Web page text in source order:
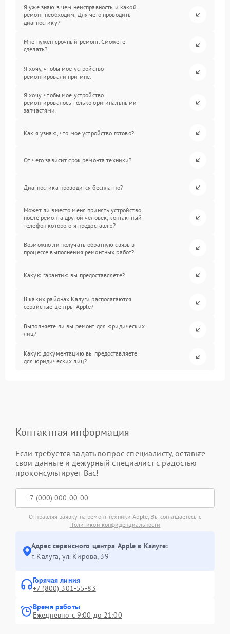
Я уже знаю в чем неисправность и какой
ремонт необходим. Для чего проводить
диагностику?
Мне нужен срочный ремонт. Сможете
сделать?
Я хочу, чтобы мое устройство
ремонтировали при мне.
Я хочу, чтобы мое устройство
ремонтировалось только оригинальными
запчастями.
Как я узнаю, что мое устройство готово?
От чего зависит срок ремонта техники?
Диагностика проводится бесплатно?
Может ли вместо меня принять устройство
после ремонта другой человек, контактный
телефон которого я предоставлю?
Возможно ли получать обратную связь в
процессе выполнения ремонтных работ?
Какую гарантию вы предоставляете?
В каких районах Калуги располагаются
сервисные центры Apple?
Выполняете ли вы ремонт для юридических
лиц?
Какую документацию вы предоставляете
для юридических лиц?
Контактная информация
Если требуется задать вопрос специалисту, оставьте
свои данные и дежурный специалист с радостью
проконсультирует Вас!
Отправляя заявку на ремонт техники Apple, Вы соглашаетесь с
Политикой конфиденциальности
Адрес сервисного центра Apple в Калуге:
г. Калуга, ул. Кирова, 39
Горячая линия
+7 (800) 301-55-83
Время работы
Ежедневно с 9:00 до 21:00